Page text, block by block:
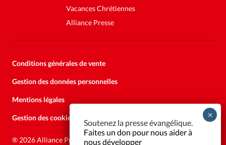
Vacances Chrétiennes
Alliance Presse
Conditions générales de vente
Gestion des données personnelles
Mentions légales
Gestion des cookies
® 2026 Alliance Presse
Soutenez la presse évangélique.
Faites un don pour nous aider à
nous développer